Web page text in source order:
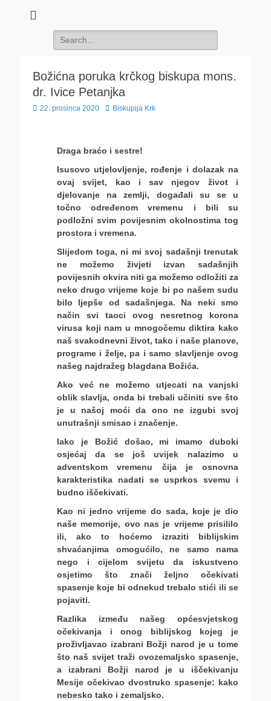
Search
for:
Božićna poruka krčkog biskupa mons.
dr. Ivice Petanjka
Posted
22. prosinca 2020 Author
Biskupija Krk
Draga braćo i sestre!
Isusovo utjelovljenje, rođenje i dolazak na
ovaj svijet, kao i sav njegov život i
djelovanje na zemlji, događali su se u
točno određenom vremenu i bili su
podložni svim povijesnim okolnostima tog
prostora i vremena.
Slijedom toga, ni mi svoj sadašnji trenutak
ne možemo živjeti izvan sadašnjih
povijesnih okvira niti ga možemo odložiti za
neko drugo vrijeme koje bi po našem sudu
bilo ljepše od sadašnjega. Na neki smo
način svi taoci ovog nesretnog korona
virusa koji nam u mnogočemu diktira kako
naš svakodnevni život, tako i naše planove,
programe i želje, pa i samo slavljenje ovog
našeg najdražeg blagdana Božića.
Ako već ne možemo utjecati na vanjski
oblik slavlja, onda bi trebali učiniti sve što
je u našoj moći da ono ne izgubi svoj
unutrašnji smisao i značenje.
Iako je Božić došao, mi imamo duboki
osjećaj da se još uvijek nalazimo u
adventskom vremenu čija je osnovna
karakteristika nadati se usprkos svemu i
budno iščekivati.
Kao ni jedno vrijeme do sada, koje je dio
naše memorije, ovo nas je vrijeme prisililo
ili, ako to hoćemo izraziti biblijskim
shvaćanjima omogućilo, ne samo nama
nego i cijelom svijetu da iskustveno
osjetimo što znači željno očekivati
spasenje koje bi odnekud trebalo stići ili se
pojaviti.
Razlika između našeg općesvjetskog
očekivanja i onog biblijskog kojeg je
proživljavao izabrani Božji narod je u tome
što naš svijet traži ovozemaljsko spasenje,
a izabrani Božji narod je u iščekivanju
Mesije očekivao dvostruko spasenje: kako
nebesko tako i zemaljsko.